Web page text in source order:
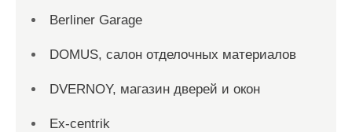
Berliner Garage
DOMUS, салон отделочных материалов
DVERNOY, магазин дверей и окон
Ex-centrik